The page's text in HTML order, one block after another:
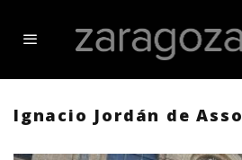
Ignacio Jordán de Asso